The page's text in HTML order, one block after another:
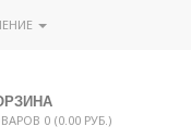
0 (0.00 РУБ.)